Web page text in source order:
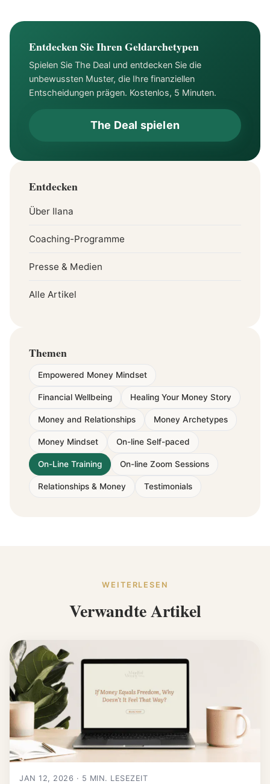
Entdecken Sie Ihren Geldarchetypen
Spielen Sie The Deal und entdecken Sie die
unbewussten Muster, die Ihre finanziellen
Entscheidungen prägen. Kostenlos, 5 Minuten.
The Deal spielen
Entdecken
Über Ilana
Coaching-Programme
Presse & Medien
Alle Artikel
Themen
Empowered Money Mindset
Financial Wellbeing Healing Your Money Story
Money and Relationships Money Archetypes
Money Mindset On-line Self-paced
On-Line Training On-line Zoom Sessions
Relationships & Money Testimonials
WEITERLESEN
Verwandte Artikel
JAN 12, 2026 · 5 MIN. LESEZEIT